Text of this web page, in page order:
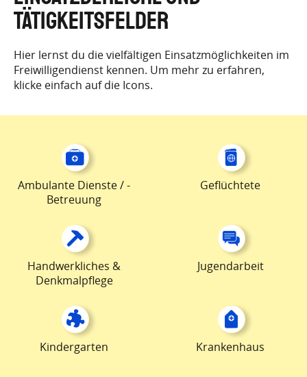
TÄTIGKEITSFELDER
Hier lernst du die vielfältigen Einsatzmöglichkeiten im
Freiwilligendienst kennen. Um mehr zu erfahren,
klicke einfach auf die Icons.
Ambulante Dienste / -
Betreuung
Geflüchtete
Handwerkliches &
Denkmalpflege
Jugendarbeit
Kindergarten Krankenhaus